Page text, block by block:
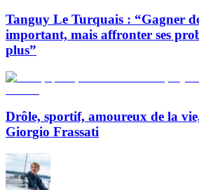
Tanguy Le Turquais : “Gagner
important, mais affronter ses
plus”
Drôle, sportif, amoureux de la
Giorgio Frassati